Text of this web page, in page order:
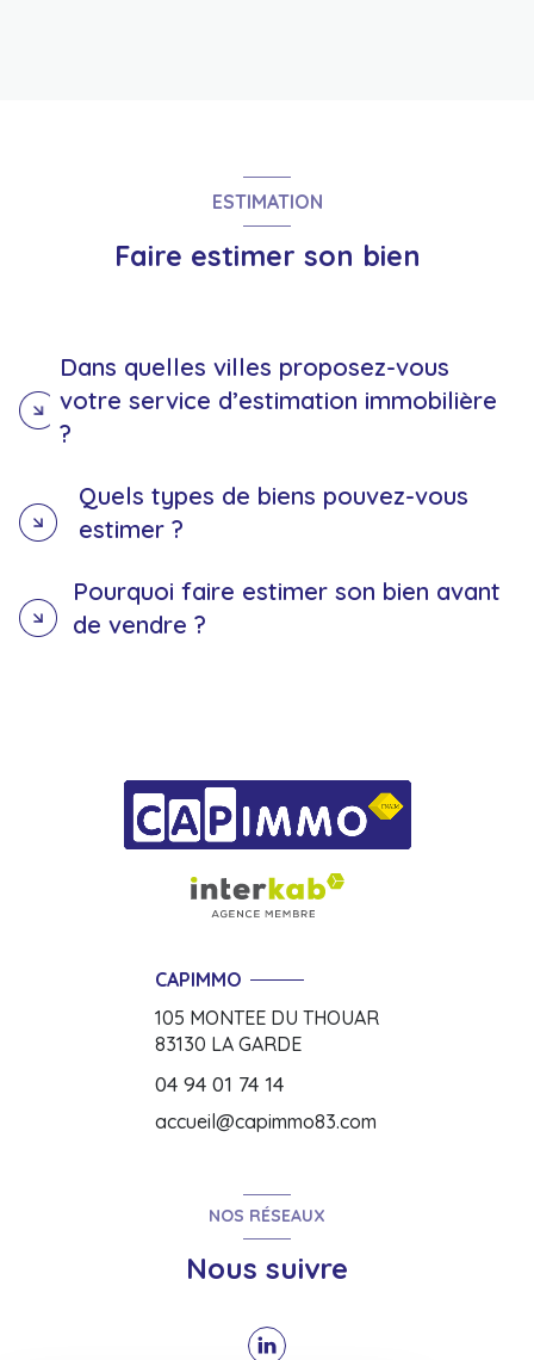
ESTIMATION
Faire estimer son bien
Dans quelles villes proposez-vous
votre service d’estimation immobilière
?
Quels types de biens pouvez-vous
estimer ?
Pourquoi faire estimer son bien avant
de vendre ?
CAPIMMO
105 MONTEE DU THOUAR
83130 LA GARDE
04 94 01 74 14
accueil@capimmo83.com
NOS RÉSEAUX
Nous suivre